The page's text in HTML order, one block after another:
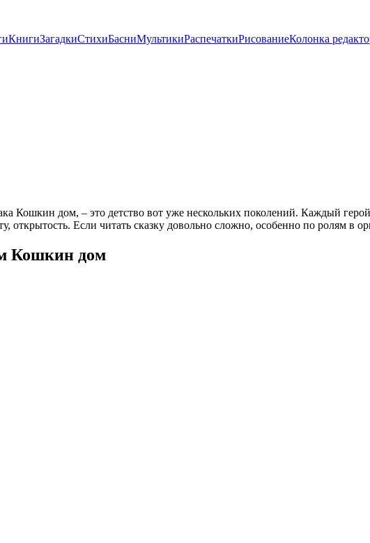
КнигиЗагадкиСтихиБасниМультикиРаспечаткиРисованиеКолонка
Кошкин дом, – это детство вот уже нескольких поколений. Каждый
открытость. Если читать сказку довольно сложно, особенно по ролям
Кошкин дом